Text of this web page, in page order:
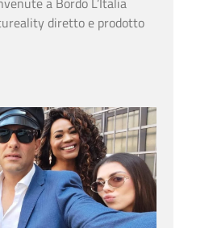
diretto e prodotto